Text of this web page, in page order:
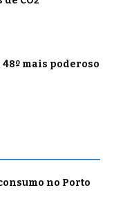
mais poderoso
no Porto